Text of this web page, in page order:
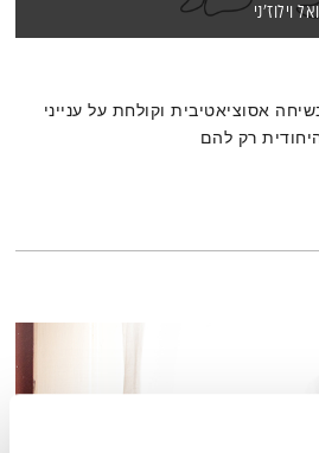
וילוז'ני
אסוציאטיבית וקולחת על ענייני
רק להם